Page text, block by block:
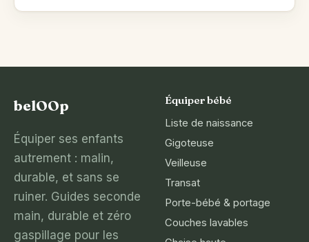
belOOp
Équiper ses enfants
autrement : malin,
durable, et sans se
ruiner. Guides seconde
main, durable et zéro
gaspillage pour les
Équiper bébé
Liste de naissance
Gigoteuse
Veilleuse
Transat
Porte-bébé & portage
Couches lavables